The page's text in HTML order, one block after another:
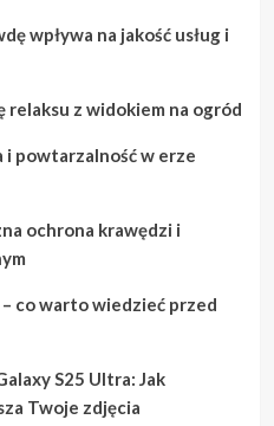
wpływa na jakość usług i
relaksu z widokiem na ogród
i powtarzalność w erze
ochrona krawędzi i
co warto wiedzieć przed
S25 Ultra: Jak
Twoje zdjęcia